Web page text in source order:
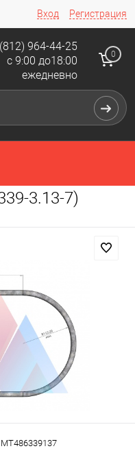
Вход Регистрация
964-44-25
с 9:00 до18:00
ежедневно
0
3.13-7)
МТ486339137